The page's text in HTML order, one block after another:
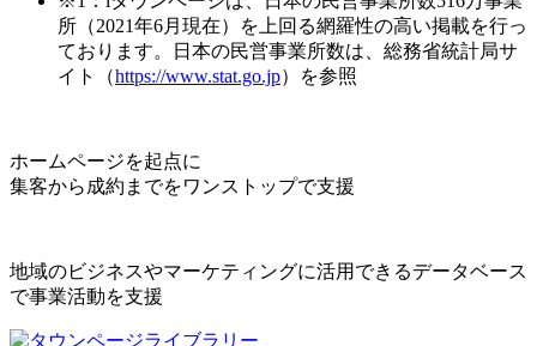
所（2021年6月現在）を上回る網羅性の高い掲載を行っ
ております。日本の民営事業所数は、総務省統計局サ
イト（https://www.stat.go.jp）を参照
ホームページを起点に
集客から成約までをワンストップで支援
地域のビジネスやマーケティングに活用できるデータベース
で事業活動を支援